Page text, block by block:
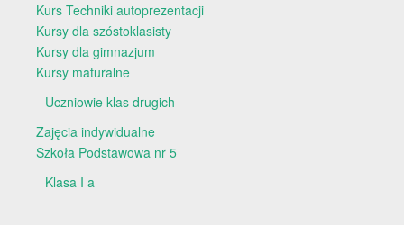
Kurs Techniki autoprezentacji
Kursy dla szóstoklasisty
Kursy dla gimnazjum
Kursy maturalne
Uczniowie klas drugich
Zajęcia indywidualne
Szkoła Podstawowa nr 5
Klasa I a